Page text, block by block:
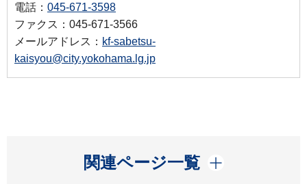
電話： 045-671-3598
ファクス：045-671-3566
メールアドレス： kf-sabetsu-
kaisyou@city.yokohama.lg.jp
関連ページ一覧
開く